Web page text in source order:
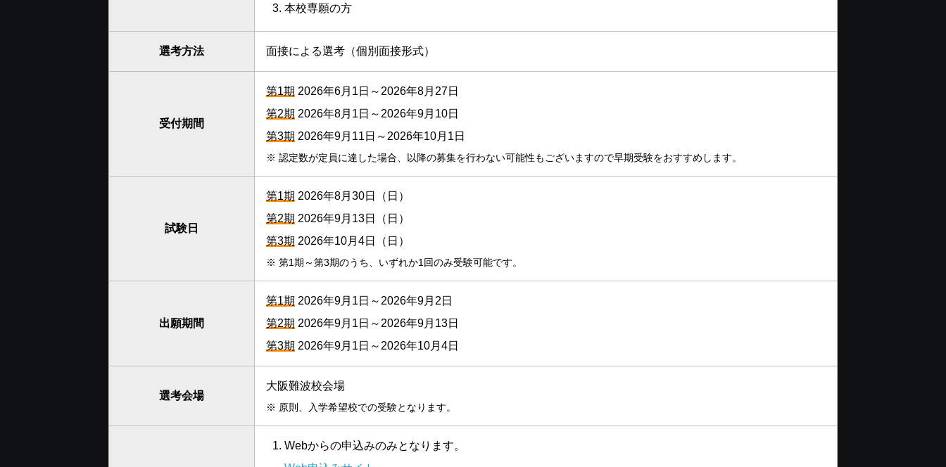
本校専願の方
選考方法 面接による選考（個別面接形式）
受付期間
第1期 2026年6月1日～2026年8月27日
第2期 2026年8月1日～2026年9月10日
第3期 2026年9月11日～2026年10月1日
※ 認定数が定員に達した場合、以降の募集を行わない可能性もございますので早期受験をおすすめします。
試験日
第1期 2026年8月30日（日）
第2期 2026年9月13日（日）
第3期 2026年10月4日（日）
※ 第1期～第3期のうち、いずれか1回のみ受験可能です。
出願期間
第1期 2026年9月1日～2026年9月2日
第2期 2026年9月1日～2026年9月13日
第3期 2026年9月1日～2026年10月4日
選考会場
大阪難波校会場
※ 原則、入学希望校での受験となります。
Webからの申込みのみとなります。